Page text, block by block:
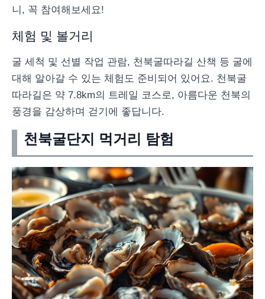
니, 꼭 참여해보세요!
체험 및 볼거리
굴 세척 및 선별 작업 관람, 천북굴따라길 산책 등 굴에
대해 알아갈 수 있는 체험도 준비되어 있어요. 천북굴
따라길은 약 7.8km의 트레일 코스로, 아름다운 천북의
풍경을 감상하며 걷기에 좋답니다.
천북굴단지 먹거리 탐험